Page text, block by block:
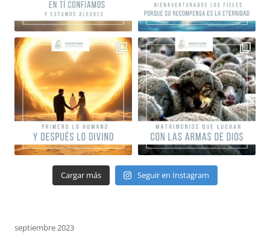
Cargar más Seguir en Instagram
septiembre 2023